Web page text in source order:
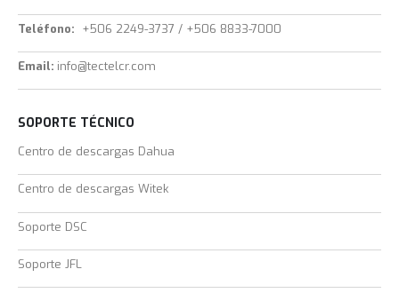
Teléfono: +506 2249-3737 / +506 8833-7000
Email: info@tectelcr.com
SOPORTE TÉCNICO
Centro de descargas Dahua
Centro de descargas Witek
Soporte DSC
Soporte JFL